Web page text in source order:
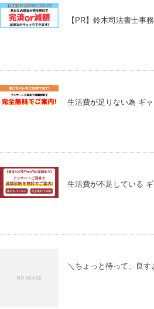
【PR】鈴木司法書士事
生活費が足りない為 ギ
生活費が不足している
＼ちょっと待って、良